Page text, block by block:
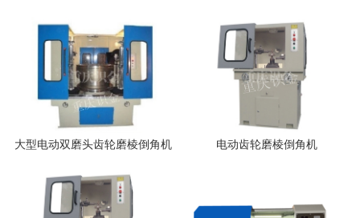
大型电动双磨头齿轮磨棱倒角机 电动齿轮磨棱倒角机